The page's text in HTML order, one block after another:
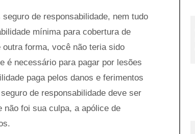
de responsabilidade, nem tudo
mínima para cobertura de
forma, você não teria sido
é necessário para pagar por lesões
paga pelos danos e ferimentos
de responsabilidade deve ser
não foi sua culpa, a apólice de